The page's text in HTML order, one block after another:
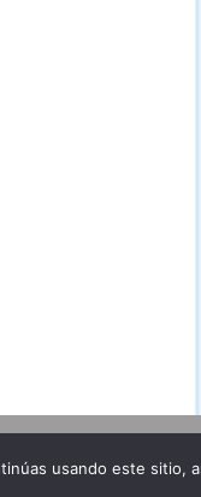
usando este sitio,